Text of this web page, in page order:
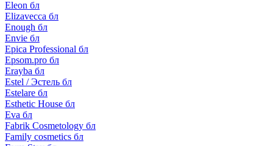
Eleon бл
Elizavecca бл
Enough бл
Envie бл
Epica Professional бл
Epsom.pro бл
Erayba бл
Estel / Эстель бл
Estelare бл
Esthetic House бл
Eva бл
Fabrik Cosmetology бл
Family cosmetics бл